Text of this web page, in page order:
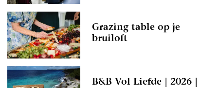
Grazing table op je
bruiloft
B&B Vol Liefde | 2026 |